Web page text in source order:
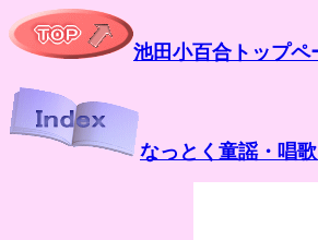
池田小百合トップペ
なっとく童謡・唱